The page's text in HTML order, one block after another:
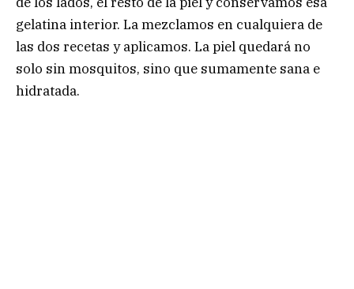
gelatina interior. La mezclamos en cualquiera de
las dos recetas y aplicamos. La piel quedará no
solo sin mosquitos, sino que sumamente sana e
hidratada.